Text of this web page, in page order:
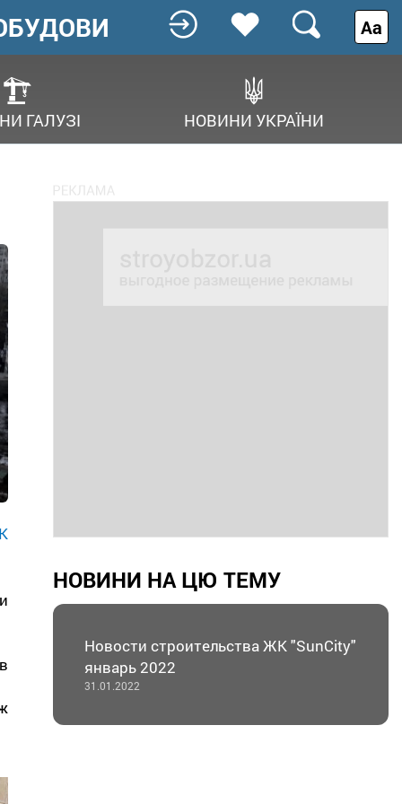
ГАЛУЗІ НОВИНИ УКРАЇНИ
Аа
НОВИНИ НА ЦЮ ТЕМУ
Новости строительства ЖК "SunCity"
январь 2022
31.01.2022